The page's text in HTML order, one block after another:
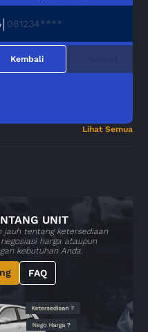
|
Kembali
Lihat Semua
UNIT
jauh tentang ketersediaan
harga ataupun
kebutuhan Anda.
FAQ